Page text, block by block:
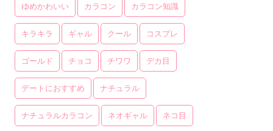
ゆめかわいい カラコン カラコン知識
キラキラ ギャル クール コスプレ
ゴールド チョコ チワワ デカ目
デートにおすすめ ナチュラル
ナチュラルカラコン ネオギャル ネコ目